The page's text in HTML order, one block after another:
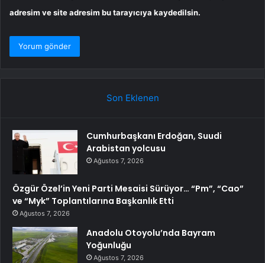
adresim ve site adresim bu tarayıcıya kaydedilsin.
Son Eklenen
Cumhurbaşkanı Erdoğan, Suudi
Arabistan yolcusu
Ağustos 7, 2026
Özgür Özel’in Yeni Parti Mesaisi Sürüyor… “Pm”, “Cao”
ve “Myk” Toplantılarına Başkanlık Etti
Ağustos 7, 2026
Anadolu Otoyolu’nda Bayram
Yoğunluğu
Ağustos 7, 2026